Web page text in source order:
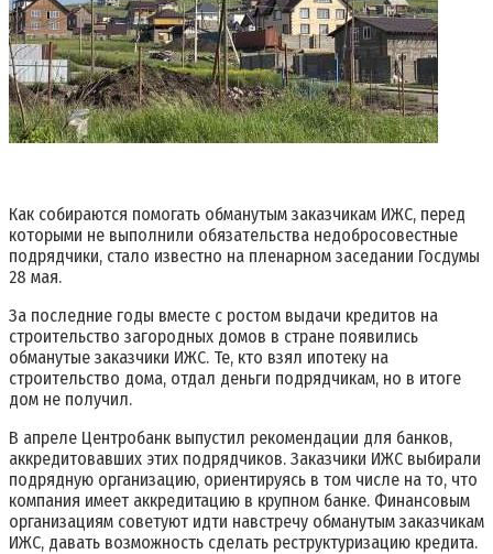
Как собираются помогать обманутым заказчикам ИЖС, перед
которыми не выполнили обязательства недобросовестные
подрядчики, стало известно на пленарном заседании Госдумы
28 мая.
За последние годы вместе с ростом выдачи кредитов на
строительство загородных домов в стране появились
обманутые заказчики ИЖС. Те, кто взял ипотеку на
строительство дома, отдал деньги подрядчикам, но в итоге
дом не получил.
В апреле Центробанк выпустил рекомендации для банков,
аккредитовавших этих подрядчиков. Заказчики ИЖС выбирали
подрядную организацию, ориентируясь в том числе на то, что
компания имеет аккредитацию в крупном банке. Финансовым
организациям советуют идти навстречу обманутым заказчикам
ИЖС, давать возможность сделать реструктуризацию кредита.